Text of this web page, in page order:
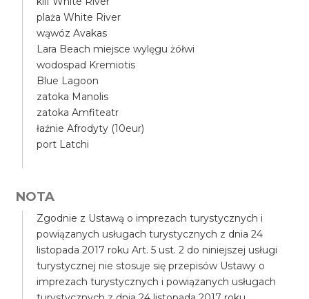
plaża White River
wąwóz Avakas
Lara Beach miejsce wylęgu żółwi
wodospad Kremiotis
Blue Lagoon
zatoka Manolis
zatoka Amfiteatr
łaźnie Afrodyty (10eur)
port Latchi
NOTA
Zgodnie z Ustawą o imprezach turystycznych i
powiązanych usługach turystycznych z dnia 24
listopada 2017 roku Art. 5 ust. 2 do niniejszej usługi
turystycznej nie stosuje się przepisów Ustawy o
imprezach turystycznych i powiązanych usługach